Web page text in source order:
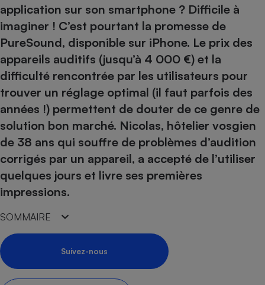
application sur son smartphone ? Difficile à
imaginer ! C’est pourtant la promesse de
PureSound, disponible sur iPhone. Le prix des
appareils auditifs (jusqu’à 4 000 €) et la
difficulté rencontrée par les utilisateurs pour
trouver un réglage optimal (il faut parfois des
années !) permettent de douter de ce genre de
solution bon marché. Nicolas, hôtelier vosgien
de 38 ans qui souffre de problèmes d’audition
corrigés par un appareil, a accepté de l’utiliser
quelques jours et livre ses premières
impressions.
SOMMAIRE
Suivez-nous
Sécurité - Hygiène
Supermarché - Drive
Assurance
Banque - Crédit
Epargne - Fiscalité
Circulation routière
Contrôle technique -
Pièce détachée
Moto
Supermarché - Drive
Comparatif
Comparatif plaque à
Comparatif hotte
Comparatif climatiseur
Comparatif aspirateur
Comparatif aspirateur
Comparatif cafetière
Gros électroménager
Électricité - Gaz
Comparatif casque audio
Comparatif barre de son
Comparatif imprimante
Comparatif ordinateur
Comparatif ultrabook
Comparatif tablette
Internet
Téléphonie
Crédit immobilier
Comparatif tondeuse
Comparatif poêle à
Comparatif radiateur
Aménagement
Bricolage - Jardinage
Hygiène - Beauté
Maladie - Médecine -
Système de santé -
Maison de retraite
Retraite
Choisir son fioul
Choisir son pellet
Comparateur assurance emprunteur
Energie Moins Chère Ensemble
Tous les comparateurs
Toutes les cartes interactives